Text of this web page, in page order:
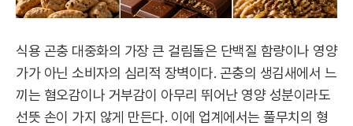
식용 곤충 대중화의 가장 큰 걸림돌은 단백질 함량이나 영양
가가 아닌 소비자의 심리적 장벽이다. 곤충의 생김새에서 느
끼는 혐오감이나 거부감이 아무리 뛰어난 영양 성분이라도
선뜻 손이 가지 않게 만든다. 이에 업계에서는 풀무치의 형